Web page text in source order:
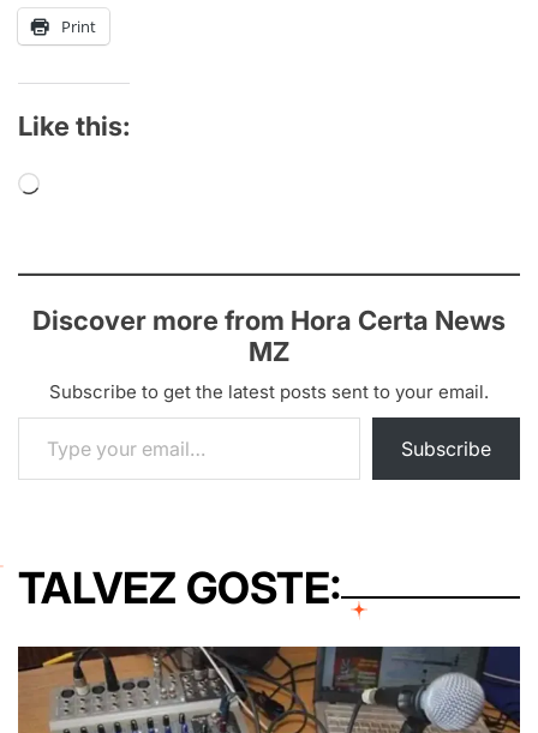
Print
Like this:
Loading…
Discover more from Hora Certa News
MZ
Subscribe to get the latest posts sent to your email.
Type your email…
Subscribe
TALVEZ GOSTE: